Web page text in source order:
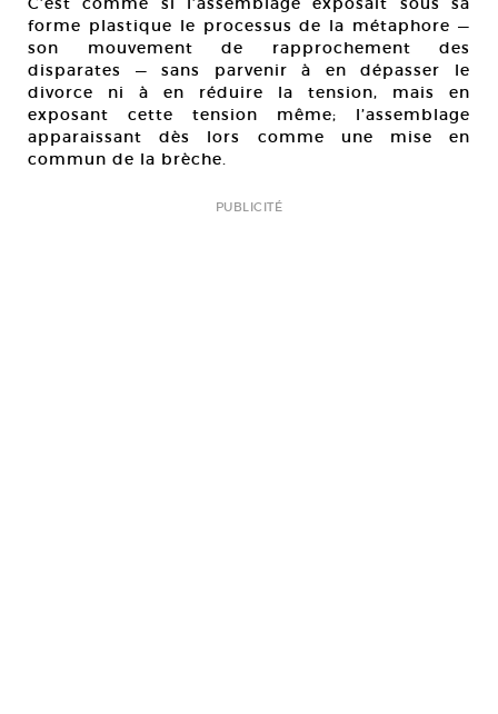
forme plastique le processus de la métaphore —
son mouvement de rapprochement des
disparates — sans parvenir à en dépasser le
divorce ni à en réduire la tension, mais en
exposant cette tension même; l’assemblage
apparaissant dès lors comme une mise en
commun de la brèche.
PUBLICITÉ